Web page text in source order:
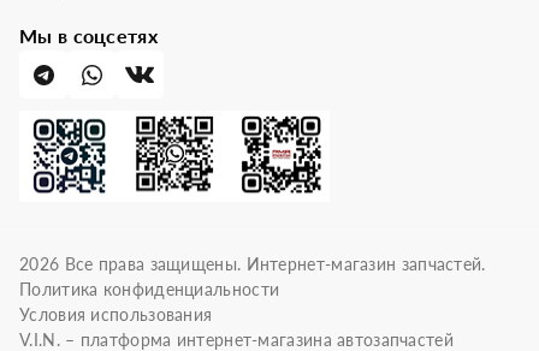
Мы в соцсетях
2026 Все права защищены. Интернет-магазин запчастей.
Политика конфиденциальности
Условия использования
V.I.N. – платформа интернет-магазина автозапчастей